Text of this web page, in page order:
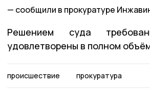
сообщили в прокуратуре
Решением суда
удовлетворены в полном
происшествие прокуратура